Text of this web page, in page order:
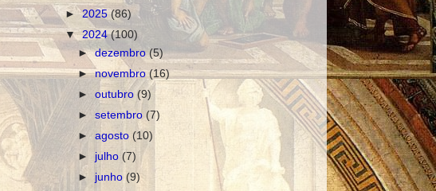
►2025(86)
▼2024(100)
►dezembro(5)
►novembro(16)
►outubro(9)
►setembro(7)
►agosto (10)
► julho(7)
► junho(9)